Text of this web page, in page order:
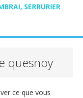
SERRURIER
quesnoy
ce que vous